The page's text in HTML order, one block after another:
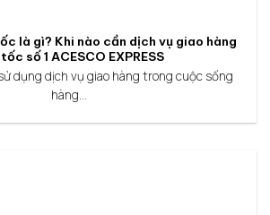
là gì? Khi nào cần dịch vụ giao hàng
số 1 ACESCO EXPRESS
dụng dịch vụ giao hàng trong cuộc sống
hàng...